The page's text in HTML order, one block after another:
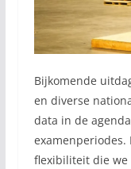
Bijkomende
en diverse
data in de
examenperiodes.
flexibiliteit die we